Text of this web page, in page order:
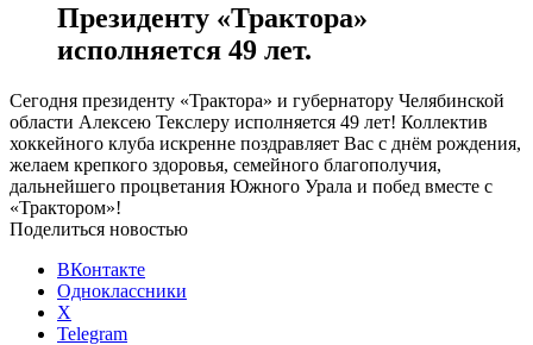
Президенту «Трактора»
исполняется 49 лет.
Сегодня президенту «Трактора» и губернатору Челябинской
области Алексею Текслеру исполняется 49 лет! Коллектив
хоккейного клуба искренне поздравляет Вас с днём рождения,
желаем крепкого здоровья, семейного благополучия,
дальнейшего процветания Южного Урала и побед вместе с
«Трактором»!
Поделиться новостью
ВКонтакте
Одноклассники
X
Telegram